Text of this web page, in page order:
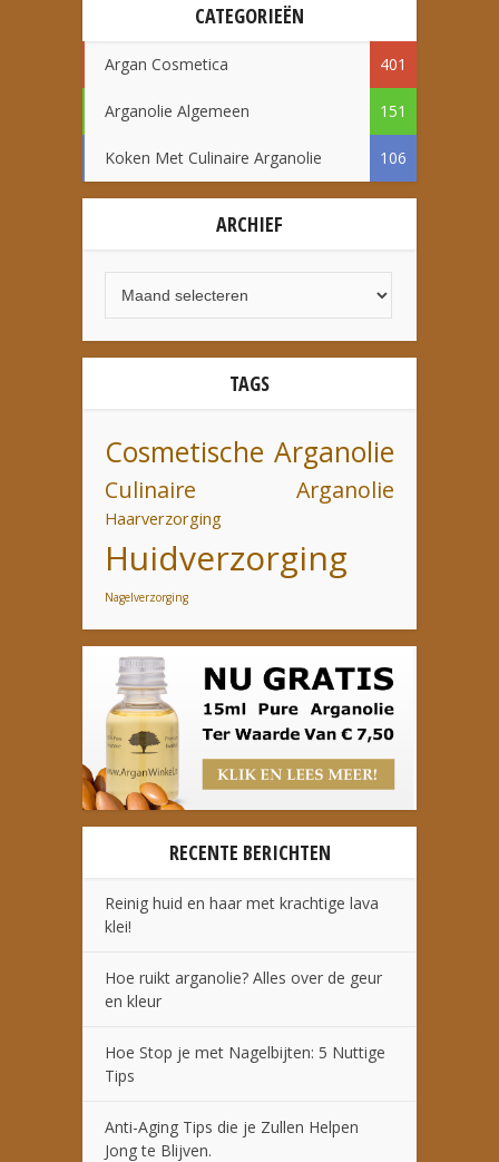
CATEGORIEËN
Argan Cosmetica 401
Arganolie Algemeen 151
Koken Met Culinaire Arganolie 106
ARCHIEF
TAGS
Cosmetische Arganolie
Culinaire Arganolie
Haarverzorging
Huidverzorging
Nagelverzorging
RECENTE BERICHTEN
Reinig huid en haar met krachtige lava
klei!
Hoe ruikt arganolie? Alles over de geur
en kleur
Hoe Stop je met Nagelbijten: 5 Nuttige
Tips
Anti-Aging Tips die je Zullen Helpen
Jong te Blijven.